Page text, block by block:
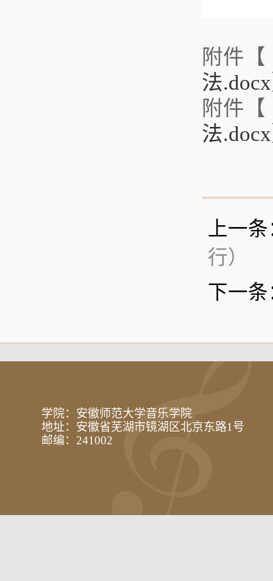
附件【
法.docx
附件【
法.docx
上一
行）
下一条
学院：安徽师范大学音乐学院
地址：安徽省芜湖市镜湖区北京东路1号
邮编：241002